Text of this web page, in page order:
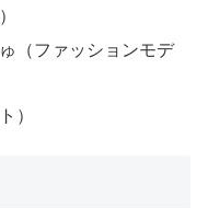
（ファッションモデ
）